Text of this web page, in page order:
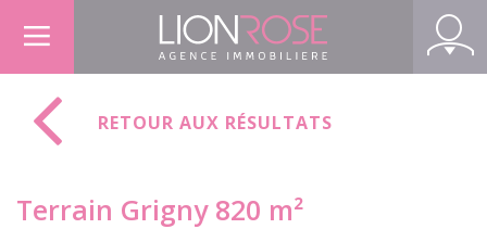
RETOUR AUX RÉSULTATS
Terrain Grigny 820 m²
Panneau de gestion des cookies